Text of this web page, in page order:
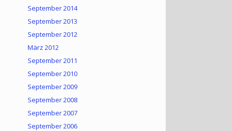
September 2014
September 2013
September 2012
März 2012
September 2011
September 2010
September 2009
September 2008
September 2007
September 2006